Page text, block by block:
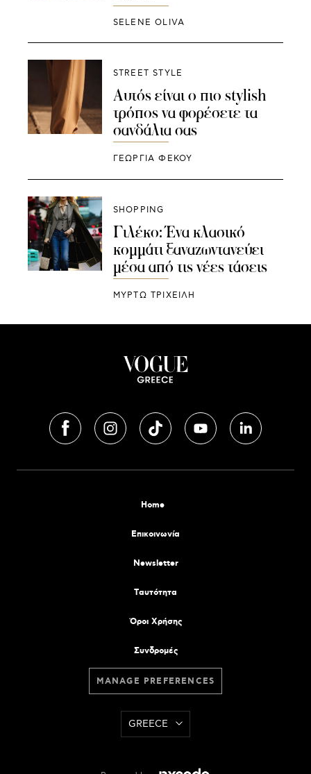
SELENE OLIVA
STREET STYLE
Αυτός είναι ο πιο stylish
τρόπος να φορέσετε τα
σανδάλια σας
ΓΕΩΡΓΙΑ ΦΕΚΟΥ
SHOPPING
Γιλέκο: Ένα κλασικό
κομμάτι ξαναζωντανεύει
μέσα από τις νέες τάσεις
ΜΥΡΤΩ ΤΡΙΧΕΙΛΗ
Home
Επικοινωνία
Newsletter
Tαυτότητα
Όροι Χρήσης
Συνδρομές
MANAGE PREFERENCES
GREECE